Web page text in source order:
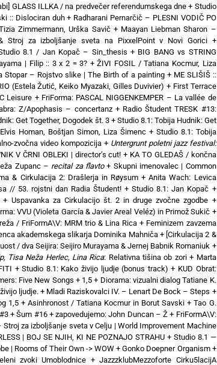
GLASS ILLKA / na predvečer referendumskega dne+ Studio
:: Dislociran duh+ Radharani Pernarčič – PLESNI VODIČ PO
Zimmermann, Urška Savič+ Maayan Liebman Sharon –
Stroj za izboljšanje sveta na PixxelPoint v Novi Gorici+
8.1 / Jan Kopač – Sin_thesis + BIG BANG vs STRING
| Filip :: 3 x 2 = 3? +ŽIVI FOSIL / Tatiana Kocmur, Liza
Stopar – Rojstvo slike | The Birth of a painting+ ME SLIŠIŠ ::
(Estela Žutić, Keiko Myazaki, Gilles Duvivier) + First Terrace
Leisure + FriForma: PASCAL NIGGENKEMPER – La vallée de
Z/Apophasis – concertanz+ Radio Študent TRESK #13:
Get Together, Dogodek št. 3+ Studio 8.1: Tobija Hudnik: Get
Homan, Boštjan Simon, Liza Šimenc+ Studio 8.1: Tobija
zvočna video kompozicija+ Untergrunt poletni jazz festival:
V ČRNI OBLEKI | director’s cut! + KA TO GLEDAŠ / končna
Zupanc – recital za flavto+ Skupni imenovalec | Common
& Cirkulacija 2: Drašlerja in Røysum +Anita Wach: Levica
// 53. rojstni dan Radia Študent! +Studio 8.1: Jan Kopač +
+ Uspavanka za Cirkulacijo št. 2 in druge zvočne zgodbe +
VVU (Violeta García & Javier Areal Veléz) in Primož Sukič +
/ FriFormA\V: MRM trio & Lina Rica + Feminizem zavzema
akademskega slikarja Dominika Mahniča+ [Cirkulacija 2 &
/ dva Seijira: Seijiro Murayama & Jernej Babnik Romaniuk +
Tisa Neža Herlec, Lina Rica: Relativna tišina ob zori+ Marta
+Studio 8.1: Kako živijo ljudje (bonus track) + KUD Obrat:
Five New Songs + 1,5 + Diorama: vizualni dialog Tatiane K.
ljudje. + Mladi Raziskovalci IV. – Lenart De Bock – Steps +
1,5 + Asinhronost / Tatiana Kocmur in Borut Savski +Tao G.
+ Šum #16+ zapovedujemo: John Duncan – Ž + FriFormA\V:
Stroj za izboljšanje sveta v Celju | World Improvement Machine
| BOJ SE NJIH, KI NE POZNAJO STRAHU+ Studio 8.1 —
| Rooms of Their Own -> WOW +Gonko Doepner Organism+
zvoki Umoblodnice +JazzzklubMezzoforte Cirku5lacijA